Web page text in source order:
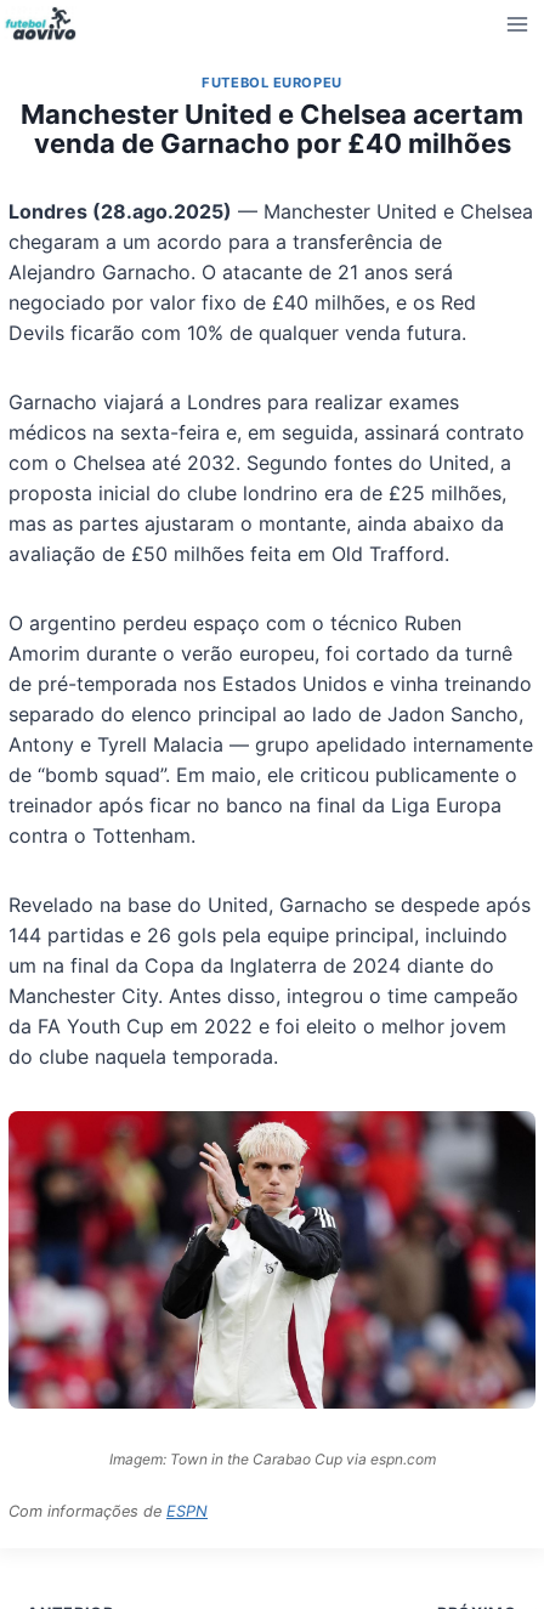
Pular
para
Conteúdo
FUTEBOL EUROPEU
Manchester United e Chelsea acertam
venda de Garnacho por £40 milhões
Londres (28.ago.2025) — Manchester United e Chelsea
chegaram a um acordo para a transferência de
Alejandro Garnacho. O atacante de 21 anos será
negociado por valor fixo de £40 milhões, e os Red
Devils ficarão com 10% de qualquer venda futura.
Garnacho viajará a Londres para realizar exames
médicos na sexta-feira e, em seguida, assinará contrato
com o Chelsea até 2032. Segundo fontes do United, a
proposta inicial do clube londrino era de £25 milhões,
mas as partes ajustaram o montante, ainda abaixo da
avaliação de £50 milhões feita em Old Trafford.
O argentino perdeu espaço com o técnico Ruben
Amorim durante o verão europeu, foi cortado da turnê
de pré-temporada nos Estados Unidos e vinha treinando
separado do elenco principal ao lado de Jadon Sancho,
Antony e Tyrell Malacia — grupo apelidado internamente
de “bomb squad”. Em maio, ele criticou publicamente o
treinador após ficar no banco na final da Liga Europa
contra o Tottenham.
Revelado na base do United, Garnacho se despede após
144 partidas e 26 gols pela equipe principal, incluindo
um na final da Copa da Inglaterra de 2024 diante do
Manchester City. Antes disso, integrou o time campeão
da FA Youth Cup em 2022 e foi eleito o melhor jovem
do clube naquela temporada.
Imagem: Town in the Carabao Cup via espn.com
Com informações deESPN